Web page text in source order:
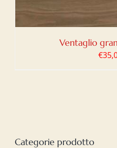
Ventaglio
€
Categorie prodotto